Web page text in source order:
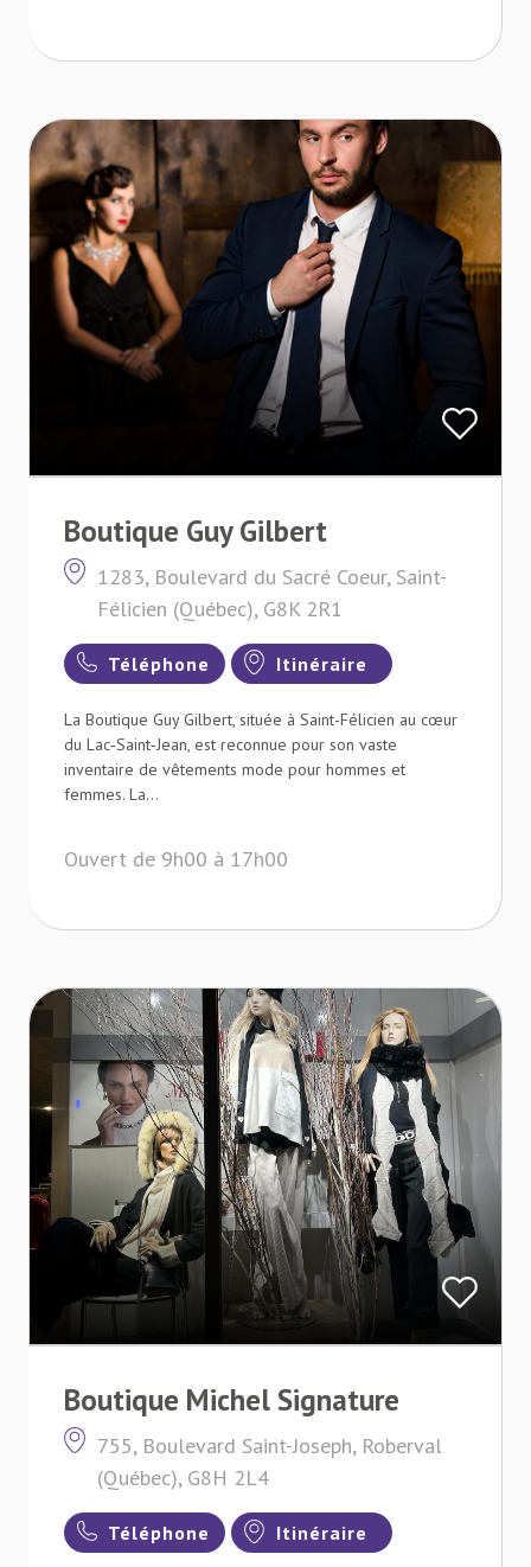
Boutique Guy Gilbert
1283, Boulevard du Sacré Coeur, Saint-
Félicien (Québec), G8K 2R1
Téléphone Itinéraire
La Boutique Guy Gilbert, située à Saint-Félicien au cœur
du Lac‑Saint‑Jean, est reconnue pour son vaste
inventaire de vêtements mode pour hommes et
femmes. La...
Ouvert de 9h00 à 17h00
Boutique Michel Signature
755, Boulevard Saint-Joseph, Roberval
(Québec), G8H 2L4
Téléphone Itinéraire